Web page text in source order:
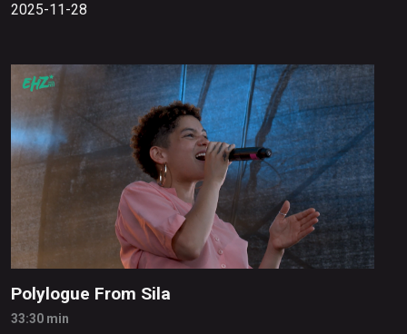
2025-11-28
Polylogue From Sila
33:30 min